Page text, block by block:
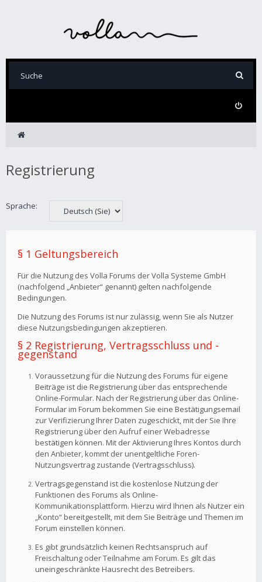
Registrierung
Sprache:
§ 1 Geltungsbereich
Für die Nutzung des Volla Forums der Volla Systeme GmbH
(nachfolgend „Anbieter“ genannt) gelten nachfolgende
Bedingungen.
Die Nutzung des Forums ist nur zulässig, wenn Sie als Nutzer
diese Nutzungsbedingungen akzeptieren.
§ 2 Registrierung, Vertragsschluss und -
gegenstand
Voraussetzung für die Nutzung des Forums für eigene
Beiträge ist die Registrierung über das entsprechende
Online-Formular. Nach der Registrierung über das Online-
Formular im Forum bekommen Sie eine Bestätigungsemail
zur Verifizierung Ihrer Daten zugeschickt, mit der Sie Ihre
Registrierung über den Aufruf einer Webadresse
bestätigen können. Mit der Aktivierung Ihres Kontos durch
den Anbieter, kommt der unentgeltliche Foren-
Nutzungsvertrag zustande (Vertragsschluss).
Vertragsgegenstand ist die kostenlose Nutzung der
Funktionen des Forums als Online-
Kommunikationsplattform. Hierzu wird Ihnen als Nutzer ein
„Konto“ bereitgestellt, mit dem Sie Beiträge und Themen im
Forum einstellen können.
Es gibt grundsätzlich keinen Rechtsanspruch auf
Freischaltung oder Teilnahme am Forum. Es gilt das
uneingeschränkte Hausrecht des Betreibers.